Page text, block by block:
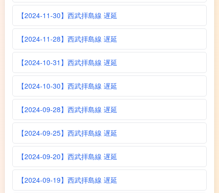
【2024-11-30】西武拝島線 遅延
【2024-11-28】西武拝島線 遅延
【2024-10-31】西武拝島線 遅延
【2024-10-30】西武拝島線 遅延
【2024-09-28】西武拝島線 遅延
【2024-09-25】西武拝島線 遅延
【2024-09-20】西武拝島線 遅延
【2024-09-19】西武拝島線 遅延